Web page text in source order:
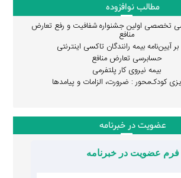
مطالب نوافزوده
تخصصی اولین جشنواره شفافیت و رفع تعارض
منافع
آیین‌نامه بیمه رانندگان تاکسی اینترنتی
حسابرسی تعارض منافع
بیمه نیروی کار پلتفرمی
کودک‌محور : ضرورت، الزامات و پیامدها
عضویت در خبرنامه
فرم عضویت در خبرنامه